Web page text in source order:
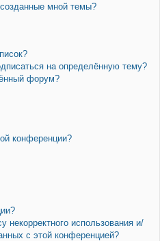
мной темы?
на определённую тему?
форум?
конференции?
некорректного использования и/
с этой конференцией?